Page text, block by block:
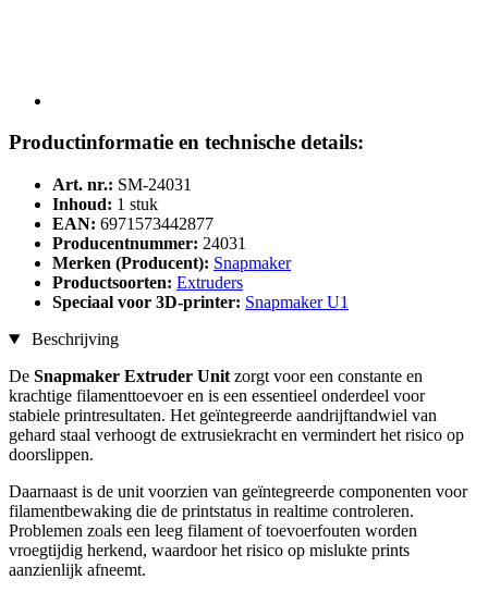
Productinformatie en technische details:
Art. nr.: SM-24031
Inhoud: 1 stuk
EAN: 6971573442877
Producentnummer: 24031
Merken (Producent): Snapmaker
Productsoorten: Extruders
Speciaal voor 3D-printer: Snapmaker U1
Beschrijving
De Snapmaker Extruder Unit zorgt voor een constante en
krachtige filamenttoevoer en is een essentieel onderdeel voor
stabiele printresultaten. Het geïntegreerde aandrijftandwiel van
gehard staal verhoogt de extrusiekracht en vermindert het risico op
doorslippen.
Daarnaast is de unit voorzien van geïntegreerde componenten voor
filamentbewaking die de printstatus in realtime controleren.
Problemen zoals een leeg filament of toevoerfouten worden
vroegtijdig herkend, waardoor het risico op mislukte prints
aanzienlijk afneemt.